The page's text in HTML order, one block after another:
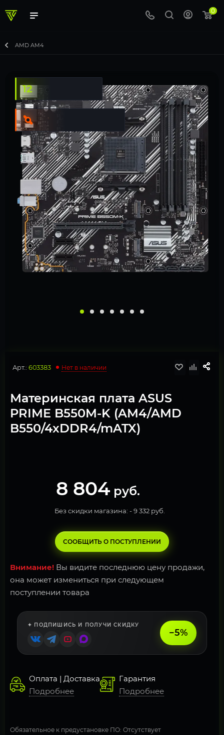
0
AMD AM4
Арт.: 603383 Нет в наличии
Материнская плата ASUS
PRIME B550M-K (AM4/AMD
B550/4xDDR4/mATX)
8 804 руб.
Без скидки магазина: -9 332 руб.
СООБЩИТЬ О ПОСТУПЛЕНИИ
Внимание! Вы видите последнюю цену продажи,
она может измениться при следующем
поступлении товара
✦ ПОДПИШИСЬ И ПОЛУЧИ СКИДКУ
−5%
Оплата | Доставка
Подробнее
Гарантия
Подробнее
Обязательное к предустановке ПО: Отсутствует